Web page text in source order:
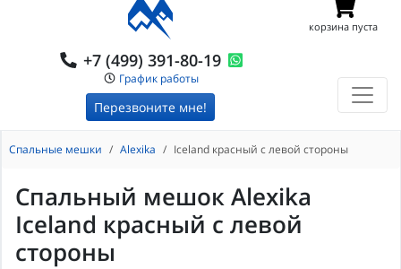
+7 (499) 391-80-19
График работы
Перезвоните мне!
корзина пуста
Спальные мешки Alexika Iceland красный с левой стороны
Спальный мешок Alexika
Iceland красный с левой
стороны